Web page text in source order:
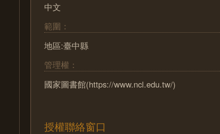
中文
範圍：
地區:臺中縣
管理權：
國家圖書館(https://www.ncl.edu.tw/)
授權聯絡窗口